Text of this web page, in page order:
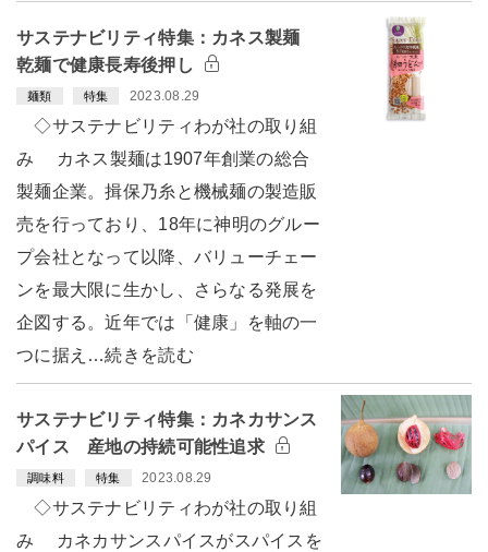
サステナビリティ特集：カネス製麺
乾麺で健康長寿後押し
麺類 特集 2023.08.29
◇サステナビリティわが社の取り組
み カネス製麺は1907年創業の総合
製麺企業。揖保乃糸と機械麺の製造販
売を行っており、18年に神明のグルー
プ会社となって以降、バリューチェー
ンを最大限に生かし、さらなる発展を
企図する。近年では「健康」を軸の一
つに据え…続きを読む
サステナビリティ特集：カネカサンス
パイス 産地の持続可能性追求
調味料 特集 2023.08.29
◇サステナビリティわが社の取り組
み カネカサンスパイスがスパイスを